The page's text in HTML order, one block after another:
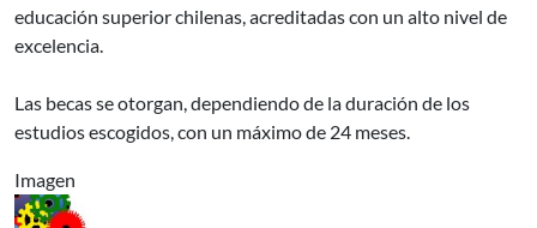
educación superior chilenas, acreditadas con un alto nivel de
excelencia.
Las becas se otorgan, dependiendo de la duración de los
estudios escogidos, con un máximo de 24 meses.
Imagen